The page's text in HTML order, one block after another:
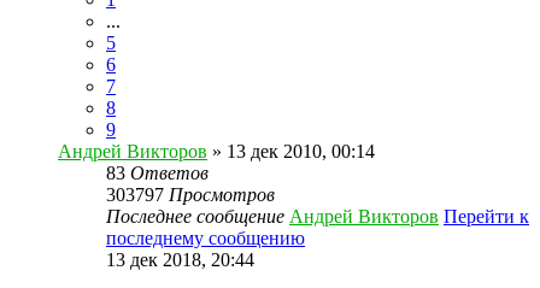
...
5
6
7
8
9
Андрей Викторов » 13 дек 2010, 00:14
83 Ответов
303797 Просмотров
Последнее сообщение Андрей Викторов Перейти к
последнему сообщению
13 дек 2018, 20:44